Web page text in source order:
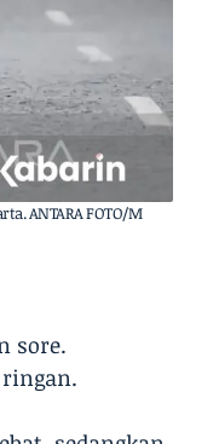
ANTARA FOTO/M
sore.